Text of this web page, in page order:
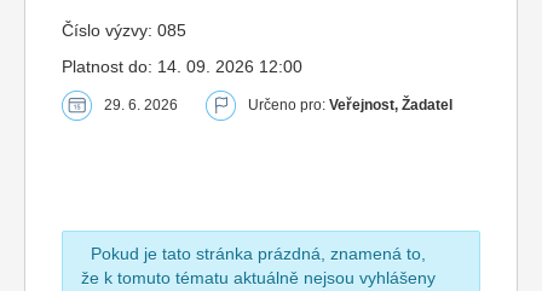
Číslo výzvy: 085
Platnost do: 14. 09. 2026 12:00
29. 6. 2026 Určeno pro: Veřejnost, Žadatel
Pokud je tato stránka prázdná, znamená to,
že k tomuto tématu aktuálně nejsou vyhlášeny